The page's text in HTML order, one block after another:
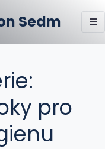
Sedm
pro